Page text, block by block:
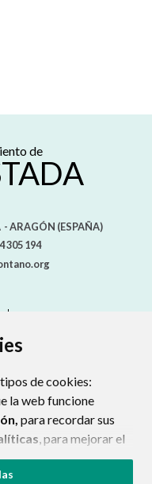
de cookies:
la web funcione
para recordar sus
, para mejorar el
de
- ARAGÓN (ESPAÑA)
305 194